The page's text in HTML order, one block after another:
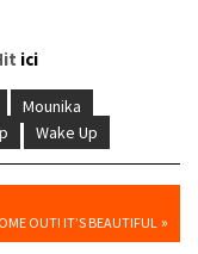
ici
Mounika
Wake Up
OUT! IT’S BEAUTIFUL »